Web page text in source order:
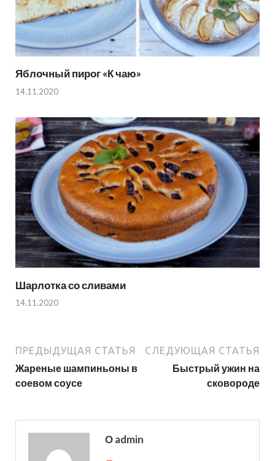
Яблочный пирог «К чаю»
14.11.2020
Шарлотка со сливами
14.11.2020
ПРЕДЫДУЩАЯ СТАТЬЯ
Жареные шампиньоны в
соевом соусе
СЛЕДУЮЩАЯ СТАТЬЯ
Быстрый ужин на
сковороде
О admin